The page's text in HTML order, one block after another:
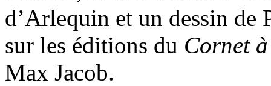
d’Arlequin et un dessin de
sur les éditions du Cornet
Max Jacob.